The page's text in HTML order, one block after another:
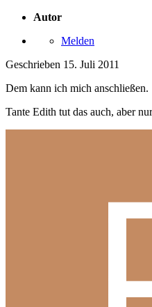
Autor
Melden
Geschrieben 15. Juli 2011
Dem kann ich mich anschließen.
Tante Edith tut das auch, aber